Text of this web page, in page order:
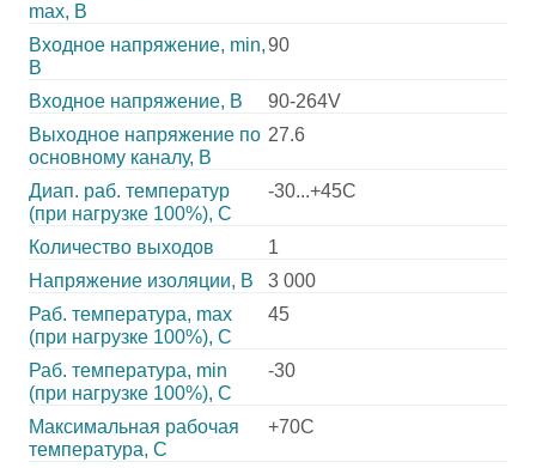
max, В
Входное напряжение, min,
В
90
Входное напряжение, В
90-264V
Выходное напряжение по
основному каналу, В
27.6
Диап. раб. температур
(при нагрузке 100%), C
-30...+45C
Количество выходов
1
Напряжение изоляции, В
3 000
Раб. температура, max
(при нагрузке 100%), C
45
Раб. температура, min
(при нагрузке 100%), C
-30
Максимальная рабочая
температура, C
+70C